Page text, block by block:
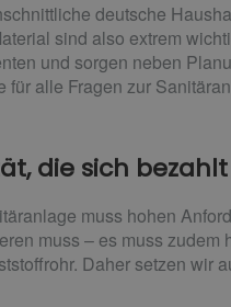
deutsche
sind also extrem
und sorgen neben
für alle Fragen zur
die sich
muss hohen
muss – es muss
Daher setzen wir